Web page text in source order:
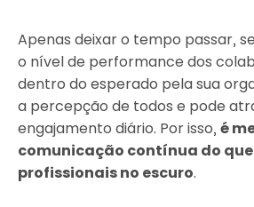
Apenas deixar o tempo passar,
o nível de performance dos
dentro do esperado pela sua
a percepção de todos e pode
engajamento diário. Por isso, é
comunicação contínua do
profissionais no escuro.